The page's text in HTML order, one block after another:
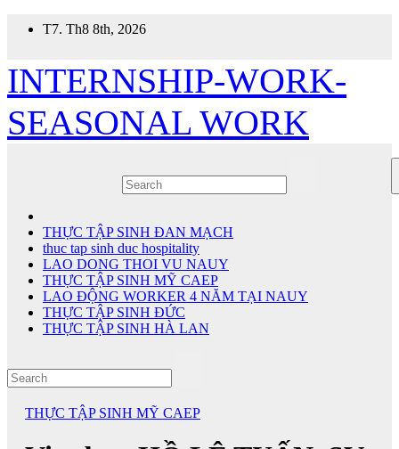
T7. Th8 8th, 2026
INTERNSHIP-WORK-
SEASONAL WORK
THỰC TẬP SINH ĐAN MẠCH
thuc tap sinh duc hospitality
LAO DONG THOI VU NAUY
THỰC TẬP SINH MỸ CAEP
LAO ĐỘNG WORKER 4 NĂM TẠI NAUY
THỰC TẬP SINH ĐỨC
THỰC TẬP SINH HÀ LAN
THỰC TẬP SINH MỸ CAEP